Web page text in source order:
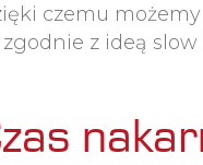
czemu
z ideą